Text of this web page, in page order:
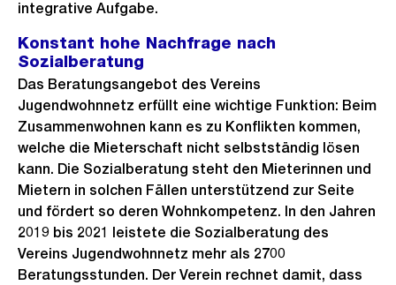
integrative Aufgabe.
Konstant hohe Nachfrage nach
Sozialberatung
Das Beratungsangebot des Vereins
Jugendwohnnetz erfüllt eine wichtige Funktion: Beim
Zusammenwohnen kann es zu Konflikten kommen,
welche die Mieterschaft nicht selbstständig lösen
kann. Die Sozialberatung steht den Mieterinnen und
Mietern in solchen Fällen unterstützend zur Seite
und fördert so deren Wohnkompetenz. In den Jahren
2019 bis 2021 leistete die Sozialberatung des
Vereins Jugendwohnnetz mehr als 2700
Beratungsstunden. Der Verein rechnet damit, dass